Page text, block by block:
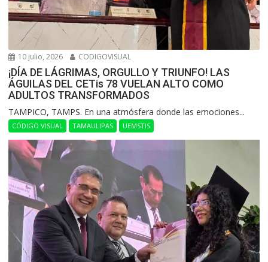
10 julio, 2026 CODIGOVISUAL
¡DÍA DE LÁGRIMAS, ORGULLO Y TRIUNFO! LAS
ÁGUILAS DEL CETis 78 VUELAN ALTO COMO
ADULTOS TRANSFORMADOS
​TAMPICO, TAMPS. En una atmósfera donde las emociones...
CÓDIGO VISUAL TAMAULIPAS UEMSTIS